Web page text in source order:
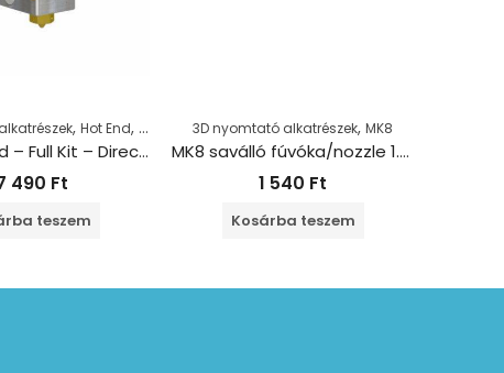
, Hot End, Hot End, Extruder
Lite6 HotEnd – Full Kit – Direct – 12V Eredeti E3D
490 Ft
teszem
3D nyomtató alkatrészek, MK8
MK8 saválló fúvóka/nozzle 1.75+0.3 mm
1 540 Ft
Kosárba teszem